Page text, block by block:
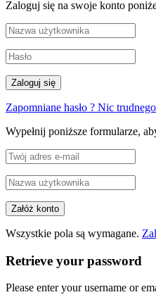
Zaloguj się na swoje konto
Zapomniane hasło ? Nic
Wypełnij poniższe formularze,
Wszystkie pola są wymagane.
Retrieve your password
Please enter your username or